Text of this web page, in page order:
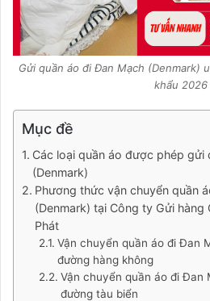
Gửi quần áo đi Đan Mạch (Denmark)
khẩu 2026
Mục đề
Các loại quần áo được phép gửi
(Denmark)
Phương thức vận chuyển quần
(Denmark) tại Công ty Gửi
Phát
Vận chuyển quần áo đi Đan
đường hàng không
Vận chuyển quần áo đi Đan
đường tàu biển